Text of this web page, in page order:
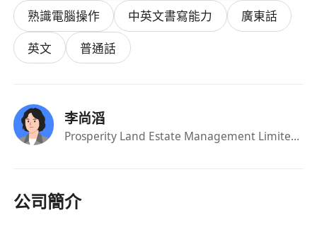
熟識電腦操作
中英文書寫能力
廣東話
英文
普通話
李尚滔
Prosperity Land Estate Management Limited·HR
公司簡介